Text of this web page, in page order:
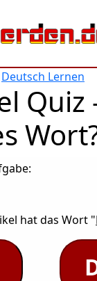
Deutsch Lernen
Quiz
hat das Wort "